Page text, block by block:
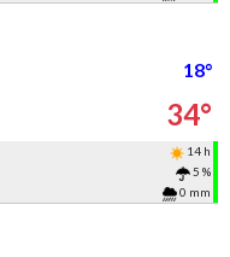
18°
34°
14 h
5 %
0 mm